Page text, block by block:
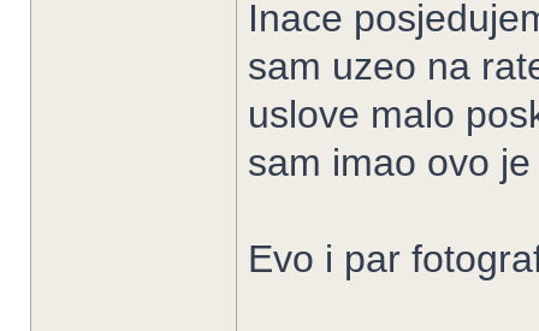
Inace
sam uzeo na
uslove malo
sam imao ovo
Evo i par